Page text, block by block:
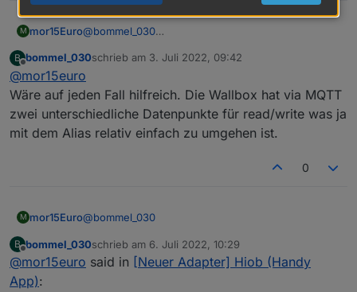
M mor15Euro@bommel_030
noch genaueranschauen woran das liegen könnte,
da es eigentlich schon mit aliasen gehen sollte, um
das leben zu erleichtern.
B
Offline
bommel_030schrieb am 3. Juli 2022, 09:42
zuletzt editiert von
@mor15euro
Wäre auf jeden Fall hilfreich. Die Wallbox hat via MQTT
zwei unterschiedliche Datenpunkte für read/write was ja
mit dem Alias relativ einfach zu umgehen ist.
0
M mor15Euro@bommel_030
Ok, also wenn ich es jz richtig Verstanden
haben funktioniert es nur mit aliasen noch
B
Offline
bommel_030schrieb am 6. Juli 2022, 10:29
zuletzt editiert von
@mor15euro said in [Neuer Adapter] Hiob (Handy
App):